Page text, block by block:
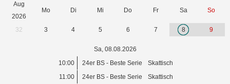
Aug
2026
Mo Di Mi Do Fr Sa So
32 3 4 5 6 7 8 9
Sa, 08.08.2026
10:00
24er BS - Beste Serie
Skattisch
11:00
24er BS - Beste Serie Skattisch